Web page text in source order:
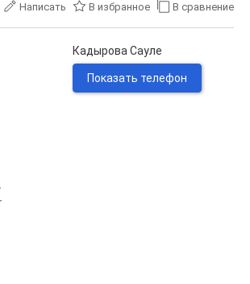
Написать В избранное В сравнение
Кадырова Сауле
Показать телефон